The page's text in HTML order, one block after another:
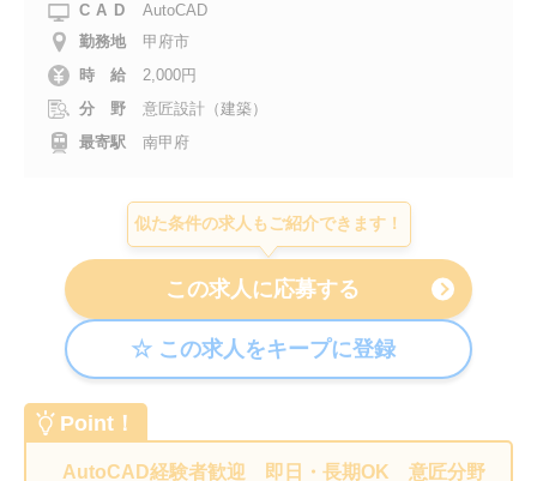
電話受付：平日 9:15～19:00
CAD
AutoCAD
勤務地
甲府市
時 給
2,000円
分 野
意匠設計（建築）
最寄駅
南甲府
似た条件の求人もご紹介できます！
Point！
AutoCAD経験者歓迎 即日・長期OK 意匠分野